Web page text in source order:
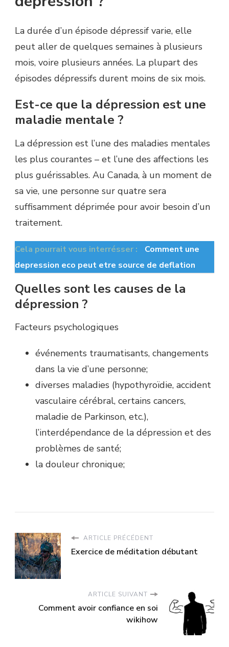
La durée d’un épisode dépressif varie, elle
peut aller de quelques semaines à plusieurs
mois, voire plusieurs années. La plupart des
épisodes dépressifs durent moins de six mois.
Est-ce que la dépression est une
maladie mentale ?
La dépression est l’une des maladies mentales
les plus courantes – et l’une des affections les
plus guérissables. Au Canada, à un moment de
sa vie, une personne sur quatre sera
suffisamment déprimée pour avoir besoin d’un
traitement.
Cela pourrait vous interrésser :
Comment une
depression eco peut etre source de deflation
Quelles sont les causes de la
dépression ?
Facteurs psychologiques
événements traumatisants, changements
dans la vie d’une personne;
diverses maladies (hypothyroïdie, accident
vasculaire cérébral, certains cancers,
maladie de Parkinson, etc.),
l’interdépendance de la dépression et des
problèmes de santé;
la douleur chronique;
ARTICLE PRÉCÉDENT
Exercice de méditation débutant
ARTICLE SUIVANT
Comment avoir confiance en soi
wikihow